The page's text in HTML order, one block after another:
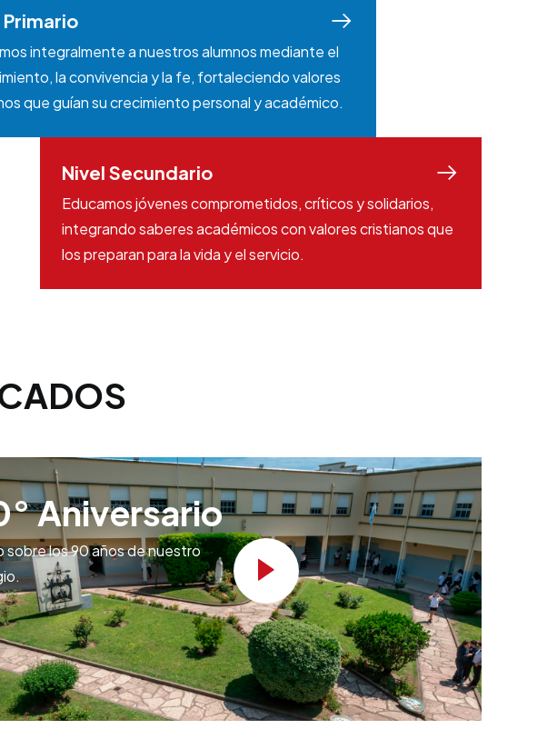
Primario
integralmente a nuestros alumnos mediante el
la convivencia y la fe, fortaleciendo valores
que guían su crecimiento personal y académico.
Nivel Secundario
Educamos jóvenes comprometidos, críticos y solidarios,
integrando saberes académicos con valores cristianos que
los preparan para la vida y el servicio.
Aniversario
sobre los 90 años de nuestro